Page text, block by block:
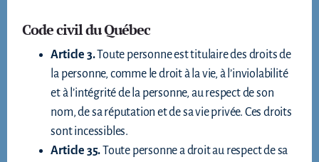
Code civil du Québec
Article 3.Toute personne est titulaire des droits de
la personne, comme le droit à la vie, à l’inviolabilité
et à l’intégrité de la personne, au respect de son
nom, de sa réputation et de sa vie privée. Ces droits
sont incessibles.
Article 35.Toute personne a droit au respect de sa